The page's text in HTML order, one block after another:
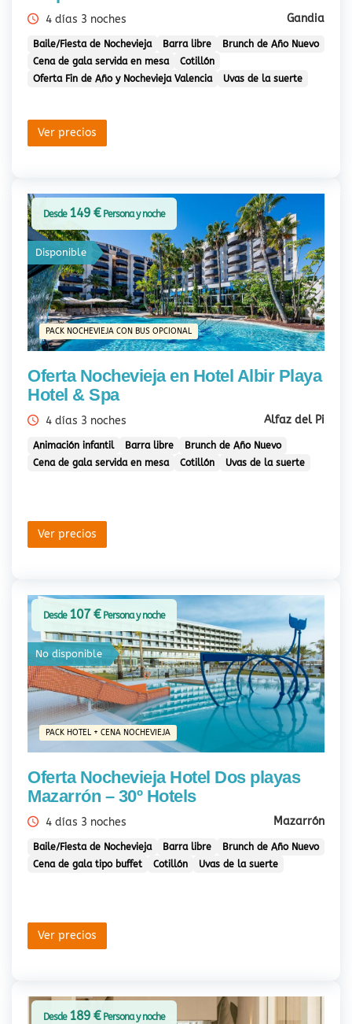
4 días 3 noches Gandia
Baile/Fiesta de Nochevieja Barra libre
Brunch de Año Nuevo
Cena de gala servida en mesa
Cotillón
Oferta Fin de Año y Nochevieja Valencia
Uvas de la suerte
Ver precios
PACK NOCHEVIEJA CON BUS OPCIONAL
Disponible
Oferta Nochevieja en Hotel Albir Playa
Hotel & Spa
4 días 3 noches Alfaz del Pi
Animación infantil Barra libre
Brunch de Año Nuevo
Cena de gala servida en mesa
Cotillón Uvas de la suerte
Ver precios
Desde 149 €Persona y noche
PACK HOTEL + CENA NOCHEVIEJA
No disponible
Oferta Nochevieja Hotel Dos playas
Mazarrón – 30º Hotels
4 días 3 noches Mazarrón
Baile/Fiesta de Nochevieja Barra libre
Brunch de Año Nuevo
Cena de gala tipo buffet
Cotillón Uvas de la suerte
Ver precios
Desde 107 €Persona y noche
Desde 189 €Persona y noche